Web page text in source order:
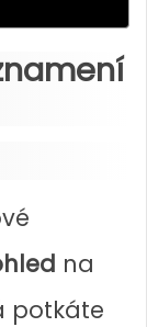
na
potkáte